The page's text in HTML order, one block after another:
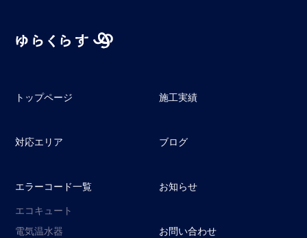
トップページ
対応エリア
エラーコード一覧
エコキュート
電気温水器
施工実績
ブログ
お知らせ
お問い合わせ